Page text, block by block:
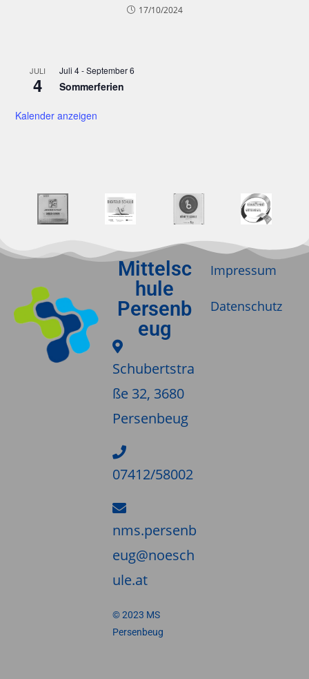
17/10/2024
JULI
4
Juli 4-September 6
Sommerferien
Kalender anzeigen
Mittelsc
hule
Persenb
eug
Schubertstra
ße 32, 3680
Persenbeug
07412/58002
nms.persenb
eug@noesch
ule.at
© 2023 MS
Persenbeug
Impressum
Datenschutz